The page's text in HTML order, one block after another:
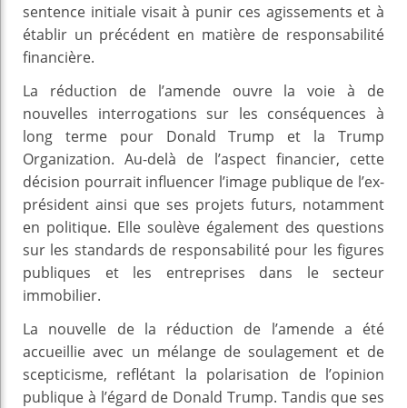
sentence initiale visait à punir ces agissements et à
établir un précédent en matière de responsabilité
financière.
La réduction de l’amende ouvre la voie à de
nouvelles interrogations sur les conséquences à
long terme pour Donald Trump et la Trump
Organization. Au-delà de l’aspect financier, cette
décision pourrait influencer l’image publique de l’ex-
président ainsi que ses projets futurs, notamment
en politique. Elle soulève également des questions
sur les standards de responsabilité pour les figures
publiques et les entreprises dans le secteur
immobilier.
La nouvelle de la réduction de l’amende a été
accueillie avec un mélange de soulagement et de
scepticisme, reflétant la polarisation de l’opinion
publique à l’égard de Donald Trump. Tandis que ses